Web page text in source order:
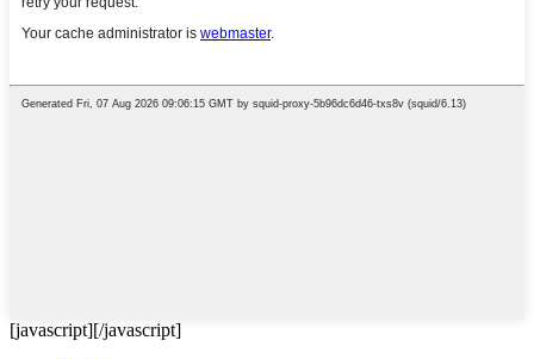
[javascript] [/javascript]